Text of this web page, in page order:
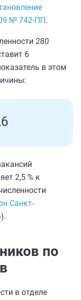
№ 742-ПП.
280
6
в этом
6
2,5 % к
Санкт-
).
по
в отделе